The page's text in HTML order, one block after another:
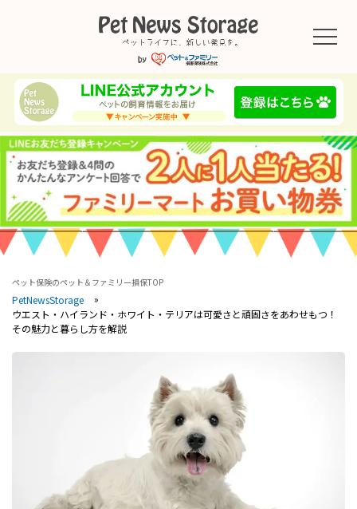
ペット保険のペット＆ファミリー損保TOP
PetNewsStorage
ウエスト・ハイランド・ホワイト・テリアは可愛さと頑固さをあわせもつ！
その魅力と暮らし方を解説